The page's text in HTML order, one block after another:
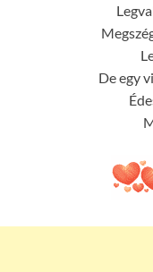
De egy